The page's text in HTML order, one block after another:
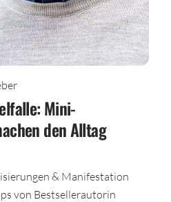
Mini-
den Alltag
& Manifestation
von Bestsellerautorin